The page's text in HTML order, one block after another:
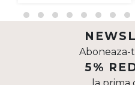
Aboneaza-
5%